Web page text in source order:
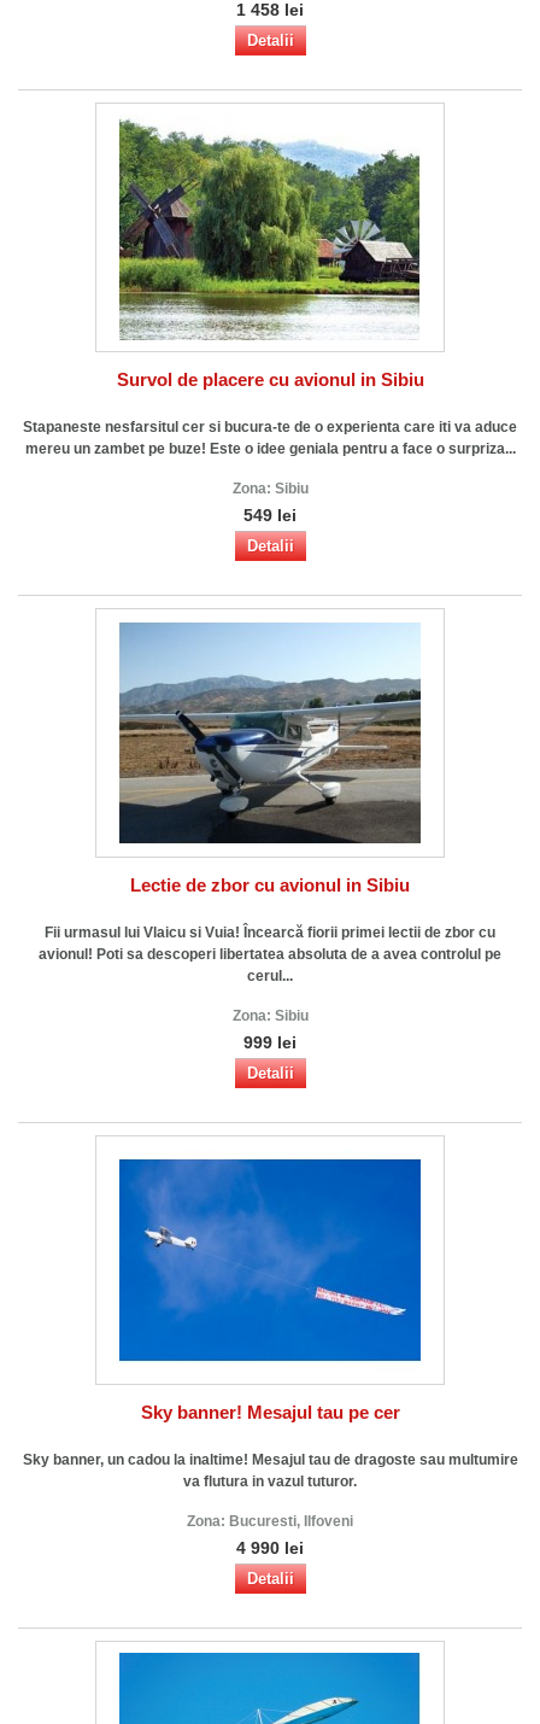
1 458 lei
Detalii
Survol de placere cu avionul in Sibiu
Stapaneste nesfarsitul cer si bucura-te de o experienta care iti va aduce
mereu un zambet pe buze! Este o idee geniala pentru a face o surpriza...
Zona: Sibiu
549 lei
Detalii
Lectie de zbor cu avionul in Sibiu
Fii urmasul lui Vlaicu si Vuia! Încearcă fiorii primei lectii de zbor cu
avionul! Poti sa descoperi libertatea absoluta de a avea controlul pe
cerul...
Zona: Sibiu
999 lei
Detalii
Sky banner! Mesajul tau pe cer
Sky banner, un cadou la inaltime! Mesajul tau de dragoste sau multumire
va flutura in vazul tuturor.
Zona: Bucuresti, Ilfoveni
4 990 lei
Detalii